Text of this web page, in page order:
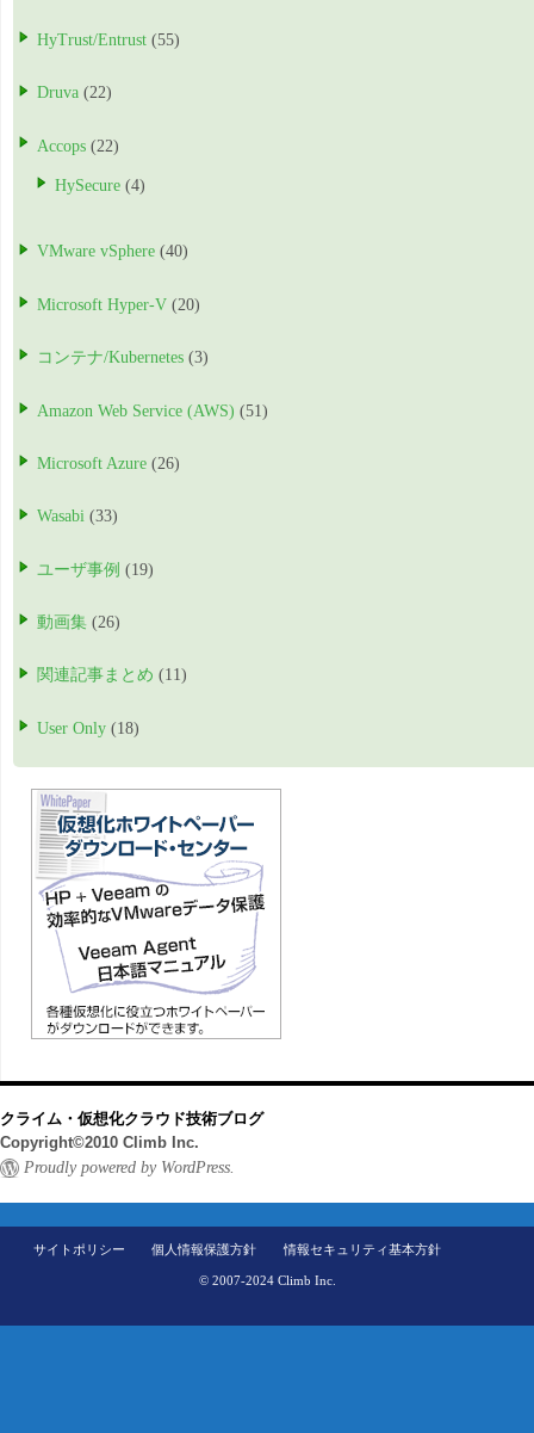
HyTrust/Entrust (55)
Druva (22)
Accops (22)
HySecure (4)
VMware vSphere (40)
Microsoft Hyper-V (20)
コンテナ/Kubernetes (3)
Amazon Web Service (AWS) (51)
Microsoft Azure (26)
Wasabi (33)
ユーザ事例 (19)
動画集 (26)
関連記事まとめ (11)
User Only (18)
クライム・仮想化クラウド技術ブログ
Copyright©2010 Climb Inc.
Proudly powered by WordPress.
サイトポリシー 個人情報保護方針 情報セキュリティ基本方針
© 2007-2024 Climb Inc.